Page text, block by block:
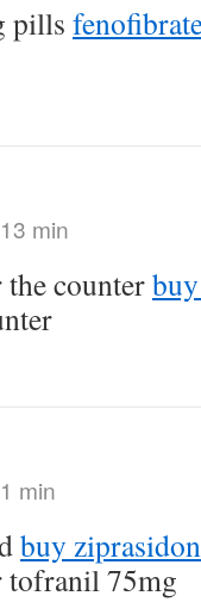
pills
min
counter
min
buy
tofranil 75mg